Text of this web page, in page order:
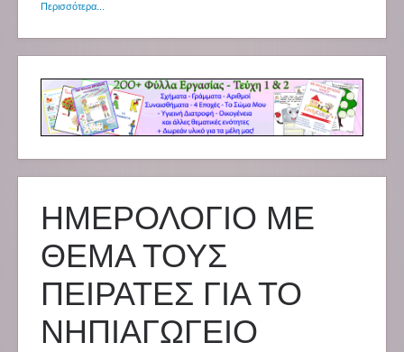
Περισσότερα...
ΗΜΕΡΟΛΟΓΙΟ ΜΕ
ΘΕΜΑ ΤΟΥΣ
ΠΕΙΡΑΤΕΣ ΓΙΑ ΤΟ
ΝΗΠΙΑΓΩΓΕΙΟ